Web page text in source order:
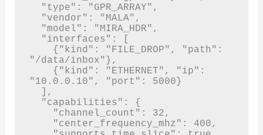
"/data/inbox"},
"10.0.0.10", "port": 5000}